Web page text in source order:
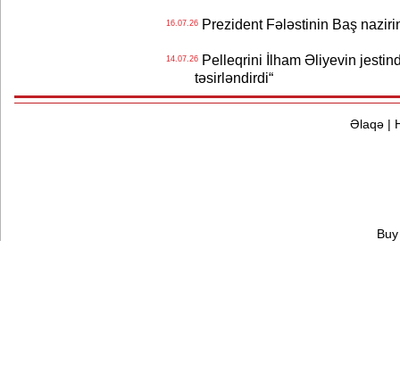
16.07.26Prezident Fələstinin Baş
14.07.26Pelleqrini İlham Əliyevin
təsirləndirdi“
Əlaqə|